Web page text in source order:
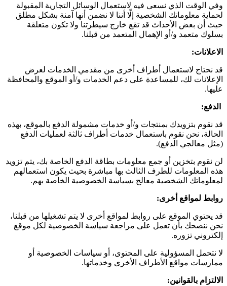
وفي الوقت الذي نسعى فيه لاستعمال الوسائل التجارية المقبولة
لحماية معلوماتك الشخصية إلّا أننا لا نضمن أنها آمنة بشكل مطلق
حيث أن بعض الأحداث قد تقع خارج سيطرتنا ولا تكون متعلقة
بسلوك متعمد و/أو الإهمال المتعمد من قبلنا.
الاعلانات:
قد نحتاج لاستعمال أطراف أخرى من مقدمي الخدمات لعرض
الإعلانات لك، للمساعدة على دعم الخدمات و/أو الموقع والمحافظة
عليها.
الدفع:
قد نقوم بتزويدك بمنتجات و/أو خدمات مشمولة الدفع بالموقع، بهذه
الحالة، نحن نقوم باستعمال خدمات أطراف ثالثة لعمليات الدفع
(مثل معالجي الدفع).
لن نقوم بتخزين أو جمع معلومات بطاقة الدفع الخاصة بك، يتم تزويد
هذه المعلومات للطرف الثالث بها مباشرة بحيث يكون استعمالهم
لمعلوماتك الشخصية معالج بسياسة الخصوصية الخاصة بهم.
روابط لمواقع أخرى:
قد يحتوي الموقع على روابط لمواقع أخرى لا يتم تشغيلها من قبلنا،
نحن ننصحك بأن تعمل على مراجعة سياسة الخصوصية لكل موقع
إلكتروني تزوره.
لا نتحمل المسؤولية على المحتوى، أو سياسات الخصوصية أو
ممارسات مواقع الأطراف الأخرى وخدماتها.
الالتزام بالقوانين: